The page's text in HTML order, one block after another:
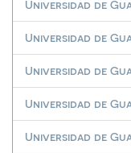
Universidad de
Universidad de
Universidad de
Universidad de
Universidad de